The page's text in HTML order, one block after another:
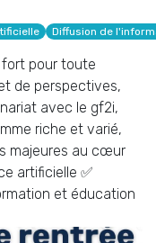
Diffusion de
fort pour toute
de perspectives,
avec le gf2i,
riche et varié,
majeures au cœur
artificielle ✅
et éducation